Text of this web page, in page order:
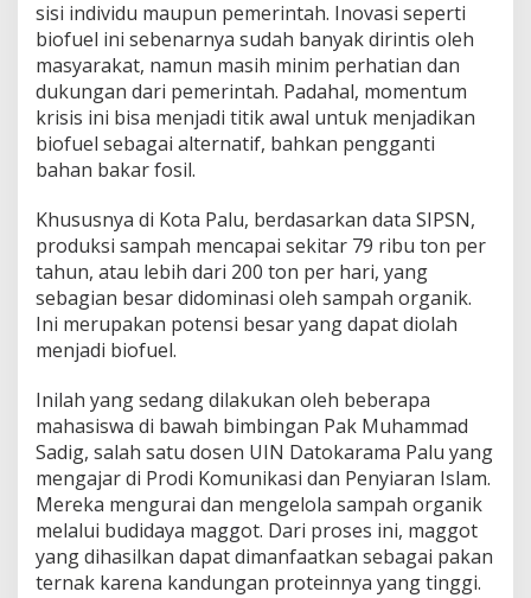
sisi individu maupun pemerintah. Inovasi seperti
biofuel ini sebenarnya sudah banyak dirintis oleh
masyarakat, namun masih minim perhatian dan
dukungan dari pemerintah. Padahal, momentum
krisis ini bisa menjadi titik awal untuk menjadikan
biofuel sebagai alternatif, bahkan pengganti
bahan bakar fosil.
Khususnya di Kota Palu, berdasarkan data SIPSN,
produksi sampah mencapai sekitar 79 ribu ton per
tahun, atau lebih dari 200 ton per hari, yang
sebagian besar didominasi oleh sampah organik.
Ini merupakan potensi besar yang dapat diolah
menjadi biofuel.
Inilah yang sedang dilakukan oleh beberapa
mahasiswa di bawah bimbingan Pak Muhammad
Sadig, salah satu dosen UIN Datokarama Palu yang
mengajar di Prodi Komunikasi dan Penyiaran Islam.
Mereka mengurai dan mengelola sampah organik
melalui budidaya maggot. Dari proses ini, maggot
yang dihasilkan dapat dimanfaatkan sebagai pakan
ternak karena kandungan proteinnya yang tinggi.